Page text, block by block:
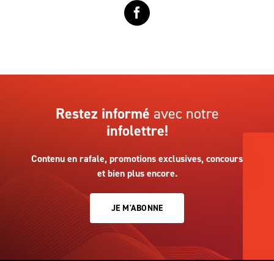
Restez informé avec notre
infolettre!
Contenu en rafale, promotions exclusives, concours
et bien plus encore.
JE M'ABONNE